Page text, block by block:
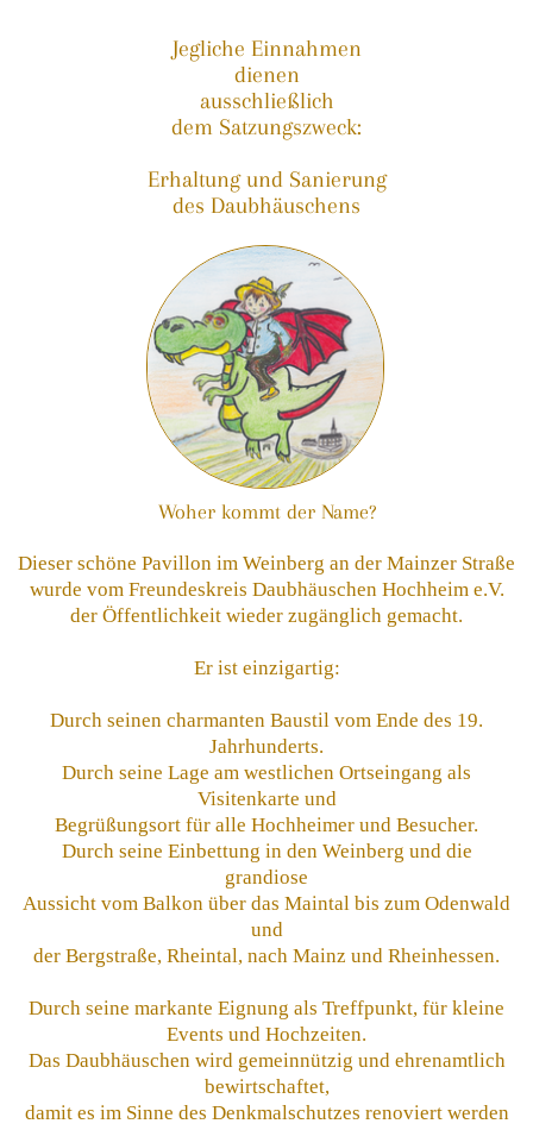
Jegliche Einnahmen
dienen
ausschließlich
dem Satzungszweck:
Erhaltung und Sanierung
des Daubhäuschens
Woher kommt der Name?
Dieser schöne Pavillon im Weinberg an der Mainzer Straße
wurde vom Freundeskreis Daubhäuschen Hochheim e.V.
der Öffentlichkeit wieder zugänglich gemacht.
Er ist einzigartig:
Durch seinen charmanten Baustil vom Ende des 19.
Jahrhunderts.
Durch seine Lage am westlichen Ortseingang als
Visitenkarte und
Begrüßungsort für alle Hochheimer und Besucher.
Durch seine Einbettung in den Weinberg und die
grandiose
Aussicht vom Balkon über das Maintal bis zum Odenwald
und
der Bergstraße, Rheintal, nach Mainz und Rheinhessen.
Durch seine markante Eignung als Treffpunkt, für kleine
Events und Hochzeiten.
Das Daubhäuschen wird gemeinnützig und ehrenamtlich
bewirtschaftet,
damit es im Sinne des Denkmalschutzes renoviert werden